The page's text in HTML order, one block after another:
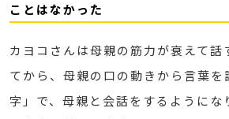
ことはなかった
カヨコさんは母親の筋力が衰えて話
てから、母親の口の動きから言葉を
字」で、母親と会話をするようにな